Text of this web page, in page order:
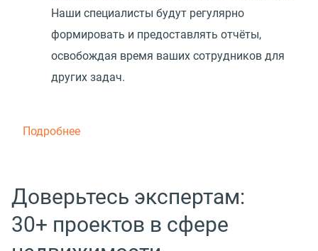
Наши специалисты будут регулярно
формировать и предоставлять отчёты,
освобождая время ваших сотрудников для
других задач.
Подробнее
Доверьтесь экспертам:
30+ проектов в сфере